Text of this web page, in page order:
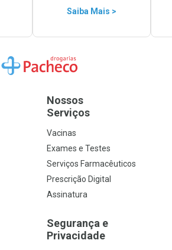
Saiba Mais >
Ir para a Home
Nossos
Serviços
Vacinas
Exames e Testes
Serviços Farmacêuticos
Prescrição Digital
Assinatura
Segurança e
Privacidade